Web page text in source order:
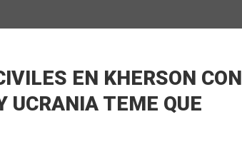
EN KHERSON CON
UCRANIA TEME QUE